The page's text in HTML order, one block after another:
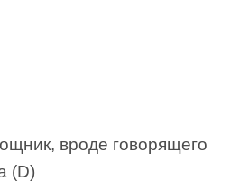
вроде говорящего
(D)